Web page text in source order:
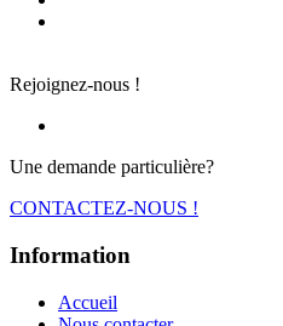
Rejoignez-nous !
Une demande particulière?
CONTACTEZ-NOUS !
Information
Accueil